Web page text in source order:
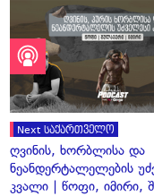
Next საქართველო
ღვინის, ხორბლისა და
ნეანდერტალელების
კვალი | წოფი, იმირი,